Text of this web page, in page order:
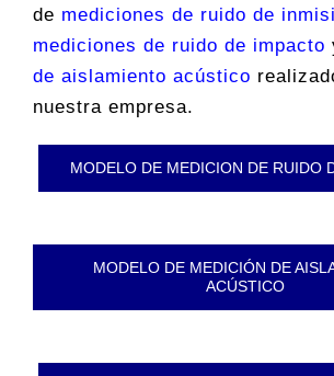
de mediciones de ruido de
mediciones de ruido de impacto
de aislamiento acústico
nuestra empresa.
MODELO DE MEDICION DE RUIDO
MODELO DE MEDICIÓN DE
ACÚSTICO